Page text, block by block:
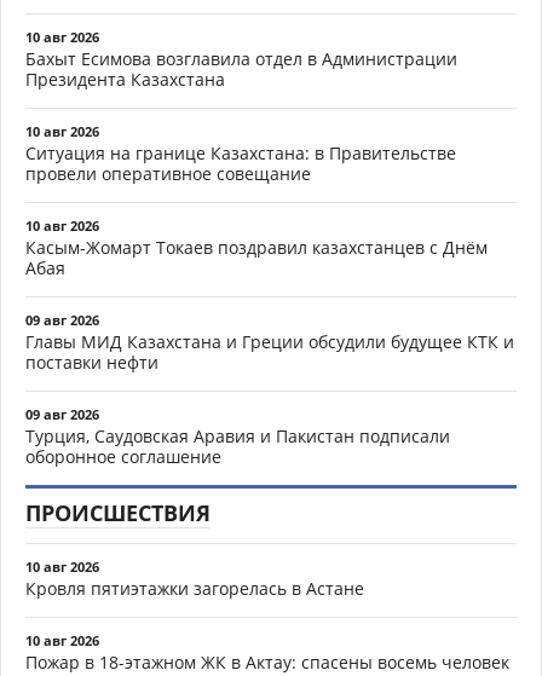
10 авг 2026
Бахыт Есимова возглавила отдел в Администрации
Президента Казахстана
10 авг 2026
Ситуация на границе Казахстана: в Правительстве
провели оперативное совещание
10 авг 2026
Касым-Жомарт Токаев поздравил казахстанцев с Днём
Абая
09 авг 2026
Главы МИД Казахстана и Греции обсудили будущее КТК и
поставки нефти
09 авг 2026
Турция, Саудовская Аравия и Пакистан подписали
оборонное соглашение
ПРОИСШЕСТВИЯ
10 авг 2026
Кровля пятиэтажки загорелась в Астане
10 авг 2026
Пожар в 18-этажном ЖК в Актау: спасены восемь человек